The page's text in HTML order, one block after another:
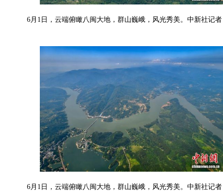
6月1日，云端俯瞰八闽大地，群山巍峨，风光秀美。中新社记
6月1日，云端俯瞰八闽大地，群山巍峨，风光秀美。中新社记